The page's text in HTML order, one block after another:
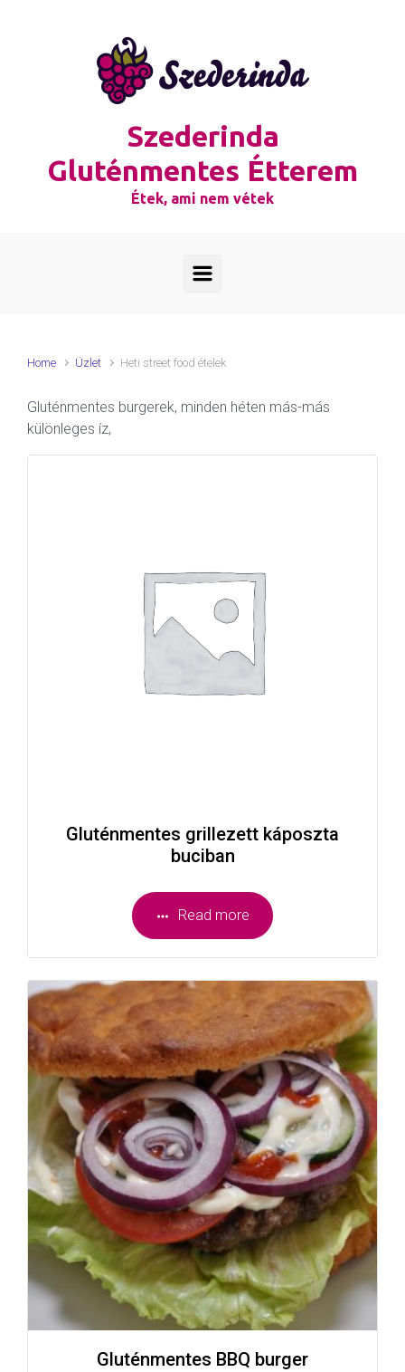
Szederinda
Gluténmentes Étterem
Étek, ami nem vétek
Home Üzlet Heti street food ételek
Gluténmentes burgerek, minden héten más-más
különleges íz,
Gluténmentes grillezett káposzta
buciban
Read more
Gluténmentes BBQ burger